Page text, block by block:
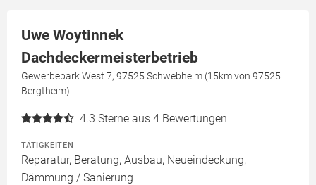
Uwe Woytinnek
Dachdeckermeisterbetrieb
Gewerbepark West 7, 97525 Schwebheim (15km von 97525
Bergtheim)
4.3 Sterne aus 4 Bewertungen
TÄTIGKEITEN
Reparatur, Beratung, Ausbau, Neueindeckung,
Dämmung / Sanierung